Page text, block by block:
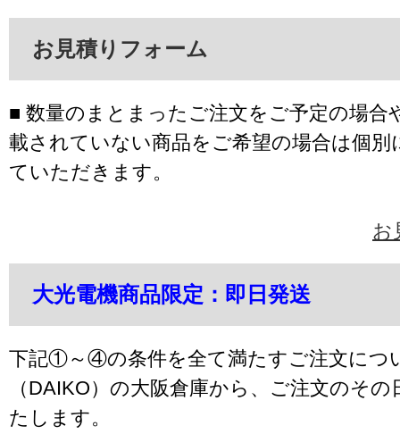
お見積りフォーム
■ 数量のまとまったご注文をご予定の場合
載されていない商品をご希望の場合は個別
ていただきます。
お
大光電機商品限定：即日発送
下記①～④の条件を全て満たすご注文につ
（DAIKO）の大阪倉庫から、ご注文のそ
たします。